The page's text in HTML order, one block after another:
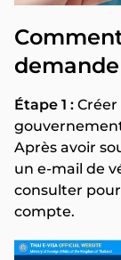
Étape 1 :
Après avoir
un e-mail de
consulter
compte.